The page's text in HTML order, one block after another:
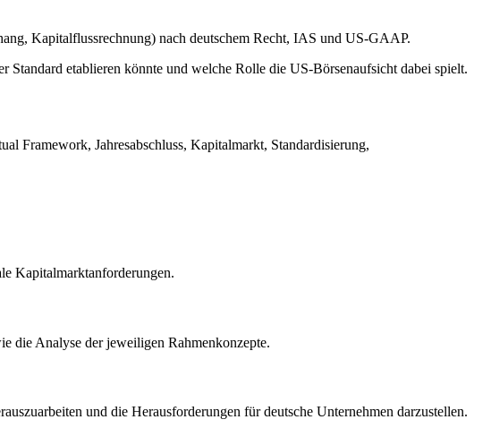
Kapitalflussrechnung) nach deutschem Recht, IAS und US-GAAP.
etablieren könnte und welche Rolle die US-Börsenaufsicht dabei spielt.
Framework, Jahresabschluss, Kapitalmarkt, Standardisierung,
Kapitalmarktanforderungen.
die Analyse der jeweiligen Rahmenkonzepte.
und die Herausforderungen für deutsche Unternehmen darzustellen.